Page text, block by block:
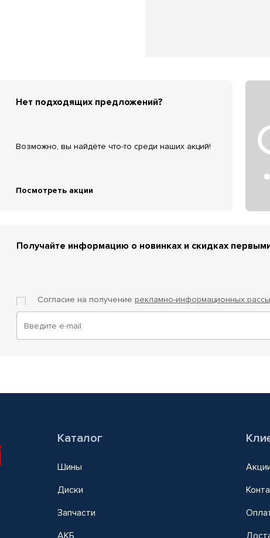
Нет подходящих предложений?
Возможно, вы найдёте что-то среди наших акций!
Посмотреть акции
Получайте информацию о новинках и скидках
Согласие на получение рекламно-информационных
Каталог
Шины
Диски
Запчасти
АКБ